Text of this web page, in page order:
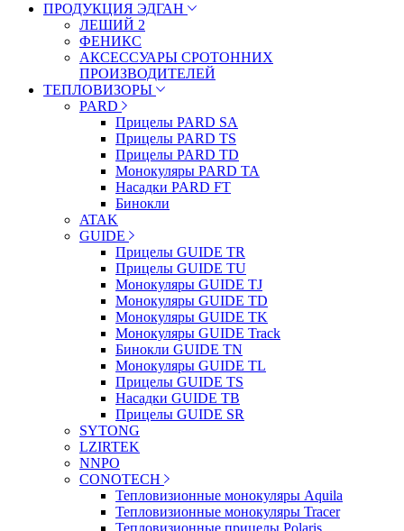
ПРОДУКЦИЯ ЭДГАН
ЛЕШИЙ 2
ФЕНИКС
АКСЕССУАРЫ СРОТОННИХ
ПРОИЗВОДИТЕЛЕЙ
ТЕПЛОВИЗОРЫ
PARD
Прицелы PARD SA
Прицелы PARD TS
Прицелы PARD TD
Монокуляры PARD TA
Насадки PARD FT
Бинокли
ATAK
GUIDE
Прицелы GUIDE TR
Прицелы GUIDE TU
Монокуляры GUIDE TJ
Монокуляры GUIDE TD
Монокуляры GUIDE TK
Монокуляры GUIDE Track
Бинокли GUIDE TN
Монокуляры GUIDE TL
Прицелы GUIDE TS
Насадки GUIDE TB
Прицелы GUIDE SR
SYTONG
LZIRTEK
NNPO
CONOTECH
Тепловизионные монокуляры Aquila
Тепловизионные монокуляры Tracer
Тепловизионные прицелы Polaris